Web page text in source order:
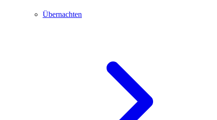
Übernachten